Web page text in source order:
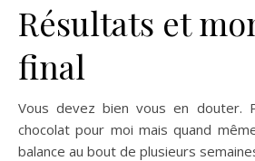
Résultats et
final
Vous devez bien vous en douter.
chocolat pour moi mais quand
balance au bout de plusieurs